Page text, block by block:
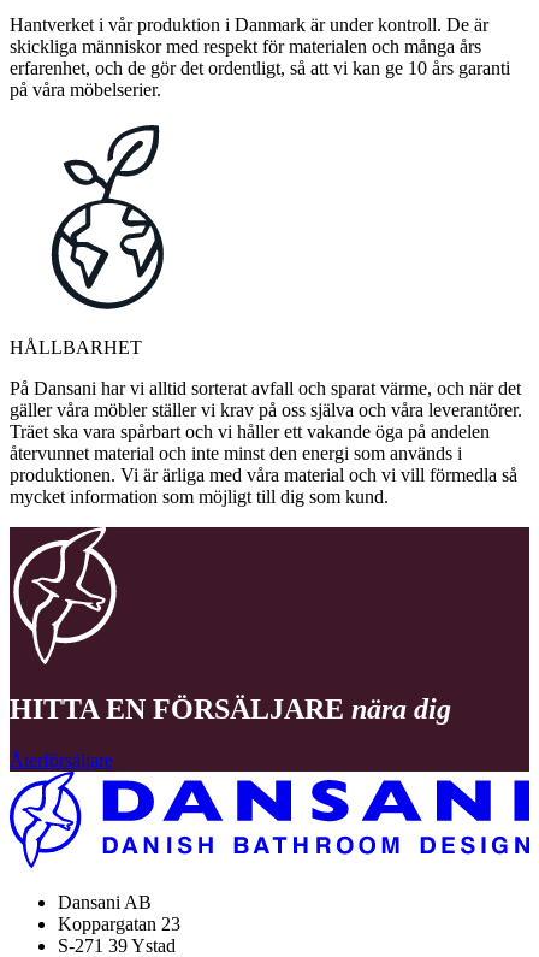
Hantverket i vår produktion i Danmark är under kontroll. De är
skickliga människor med respekt för materialen och många års
erfarenhet, och de gör det ordentligt, så att vi kan ge 10 års garanti
på våra möbelserier.
HÅLLBARHET
På Dansani har vi alltid sorterat avfall och sparat värme, och när det
gäller våra möbler ställer vi krav på oss själva och våra leverantörer.
Träet ska vara spårbart och vi håller ett vakande öga på andelen
återvunnet material och inte minst den energi som används i
produktionen. Vi är ärliga med våra material och vi vill förmedla så
mycket information som möjligt till dig som kund.
HITTA EN FÖRSÄLJARE nära dig
Återförsäljare
Dansani AB
Koppargatan 23
S-271 39 Ystad